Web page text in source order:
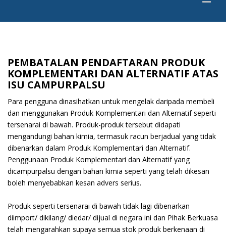
PEMBATALAN PENDAFTARAN PRODUK
KOMPLEMENTARI DAN ALTERNATIF ATAS
ISU CAMPURPALSU
Para pengguna dinasihatkan untuk mengelak daripada membeli
dan menggunakan Produk Komplementari dan Alternatif seperti
tersenarai di bawah. Produk-produk tersebut didapati
mengandungi bahan kimia, termasuk racun berjadual yang tidak
dibenarkan dalam Produk Komplementari dan Alternatif.
Penggunaan Produk Komplementari dan Alternatif yang
dicampurpalsu dengan bahan kimia seperti yang telah dikesan
boleh menyebabkan kesan advers serius.
Produk seperti tersenarai di bawah tidak lagi dibenarkan
diimport/ dikilang/ diedar/ dijual di negara ini dan Pihak Berkuasa
telah mengarahkan supaya semua stok produk berkenaan di